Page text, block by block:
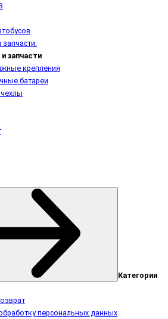
запчасти:
запчасти
крепления
батареи
Категории
персональных данных